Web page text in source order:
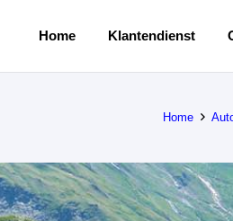
Home Klantendienst
Home